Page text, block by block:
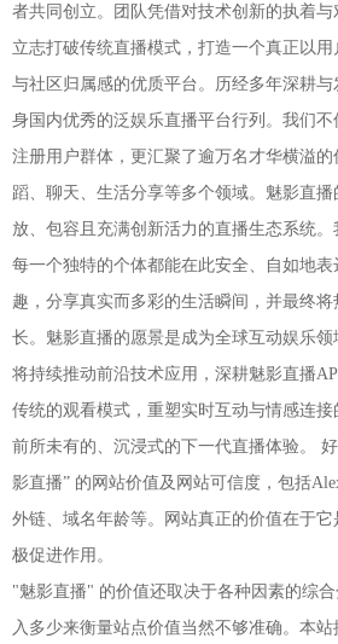
者共同创立。团队凭借对技术创新的执着与
立志打破传统直播模式，打造一个真正以
与社区归属感的优质平台。历经多年深耕
身国内优秀的泛娱乐直播平台行列。我们
注册用户群体，更汇聚了逾万名才华横溢
蹈、聊天、生活分享等多个领域。魅影直
放、包容且充满创新活力的直播生态系统
每一个独特的个体都能在此安全、自如地
趣，分享真实而多彩的生活瞬间，并最终
长。魅影直播的愿景是成为全球互动娱乐
将持续推动前沿技术应用，深耕魅影直播
传统的观看模式，重塑实时互动与情感连
前所未有的、沉浸式的下一代直播体验。
影直播” 的网站价值及网站可信度，包括
外链、域名年龄等。网站真正的价值在于
极促进作用。
"魅影直播" 的价值还取决于各种因素的综
入多少来衡量站点价值当然不够准确。本